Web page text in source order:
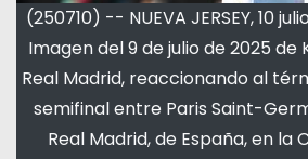
(250710) -- NUEVA JERSEY, 10
Imagen del 9 de julio de 2025 de
Real Madrid, reaccionando al
semifinal entre Paris Saint-
Real Madrid, de España, en la